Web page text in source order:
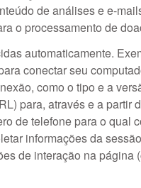
de análises e e-
o processamento de
automaticamente.
conectar seu
como o tipo e a
para, através e a
de telefone para o qual
informações da
de interação na